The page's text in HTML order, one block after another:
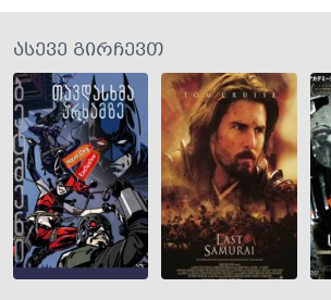
ასევე გირჩევთ